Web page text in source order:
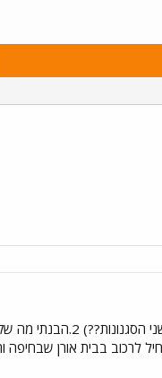
1.יש כאן מישהו שמתחרה גם אינגליש וגם
לשיעורים זה נכון??מה בדוק עושים בהתנדבות??(מנקים את הסוסים